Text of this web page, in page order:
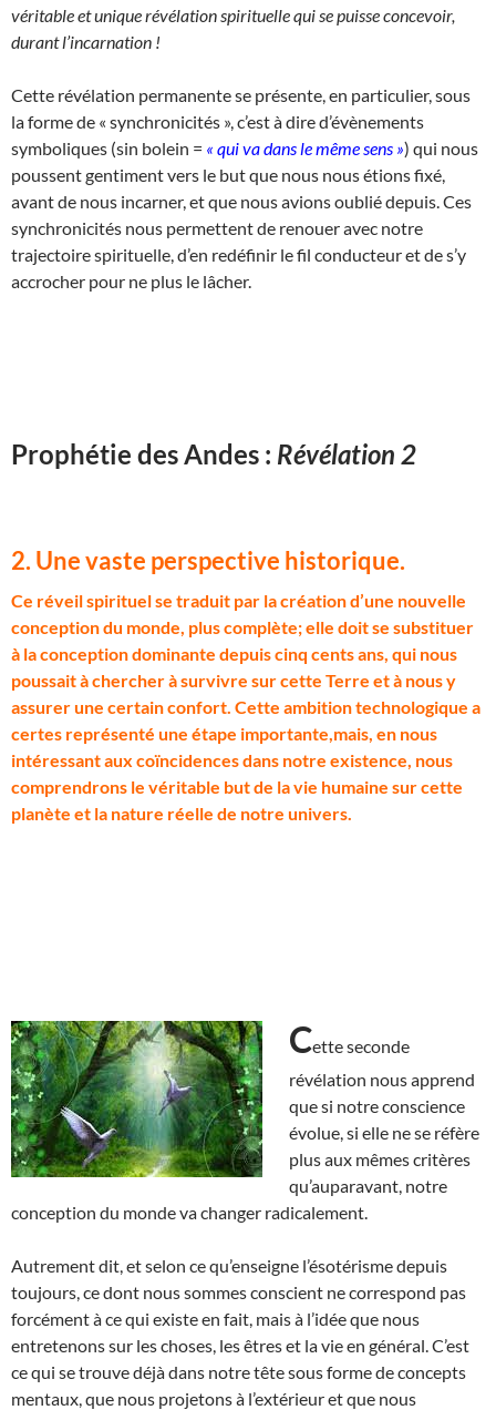
véritable et unique révélation spirituelle qui se puisse concevoir,
durant l’incarnation !
Cette révélation permanente se présente, en particulier, sous
la forme de « synchronicités », c’est à dire d’évènements
symboliques (sin bolein = « qui va dans le même sens ») qui nous
poussent gentiment vers le but que nous nous étions fixé,
avant de nous incarner, et que nous avions oublié depuis. Ces
synchronicités nous permettent de renouer avec notre
trajectoire spirituelle, d’en redéfinir le fil conducteur et de s’y
accrocher pour ne plus le lâcher.
Prophétie des Andes : Révélation 2
2. Une vaste perspective historique.
Ce réveil spirituel se traduit par la création d’une nouvelle
conception du monde, plus complète; elle doit se substituer
à la conception dominante depuis cinq cents ans, qui nous
poussait à chercher à survivre sur cette Terre et à nous y
assurer une certain confort. Cette ambition technologique a
certes représenté une étape importante,mais, en nous
intéressant aux coïncidences dans notre existence, nous
comprendrons le véritable but de la vie humaine sur cette
planète et la nature réelle de notre univers.
Cette seconde
révélation nous apprend
que si notre conscience
évolue, si elle ne se réfère
plus aux mêmes critères
qu’auparavant, notre
conception du monde va changer radicalement.
Autrement dit, et selon ce qu’enseigne l’ésotérisme depuis
toujours, ce dont nous sommes conscient ne correspond pas
forcément à ce qui existe en fait, mais à l’idée que nous
entretenons sur les choses, les êtres et la vie en général. C’est
ce qui se trouve déjà dans notre tête sous forme de concepts
mentaux, que nous projetons à l’extérieur et que nous